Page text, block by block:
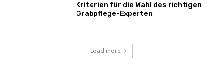
Kriterien für die Wahl des richtigen
Grabpflege-Experten
Load more